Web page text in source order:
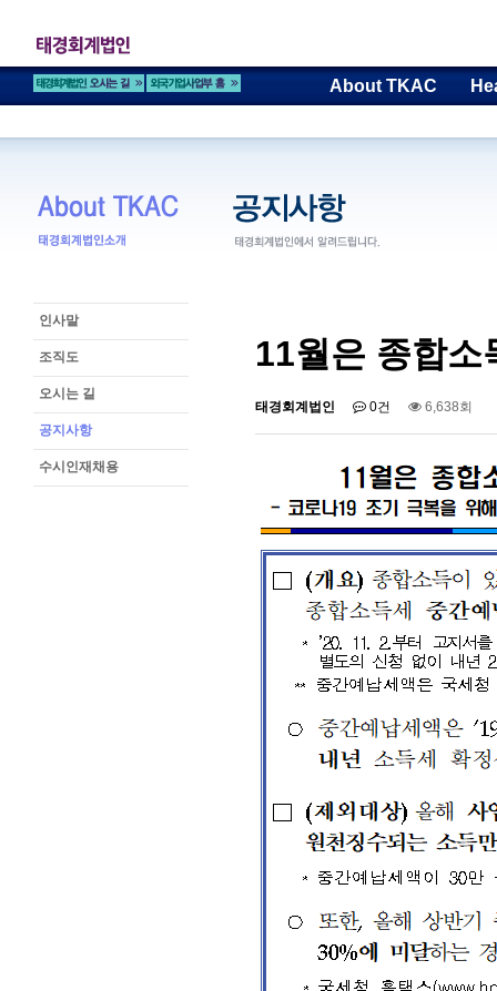
About TKAC
인사말
조직도
오시는 길
공지사항
수시인재채용
11월은 종합소
태경회계법인 0건 6,638회